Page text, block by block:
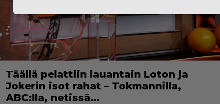
Täällä pelattiin lauantain Loton ja
Jokerin isot rahat – Tokmannilla,
ABC:lla, netissä…